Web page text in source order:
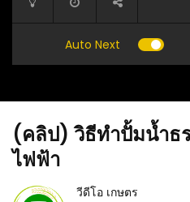
Auto Next
(คลิป) วิธีทำปั้มน้ำธ
ไฟฟ้า
วีดีโอ เกษตร